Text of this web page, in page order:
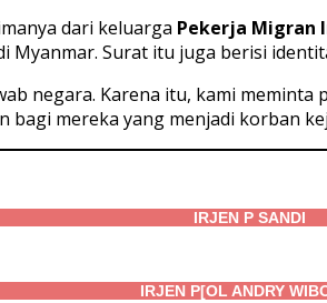
dari keluarga Pekerja Migran
Surat itu juga berisi
negara. Karena itu, kami meminta
mereka yang menjadi korban
IRJEN P SANDI
IRJEN P[OL ANDRY